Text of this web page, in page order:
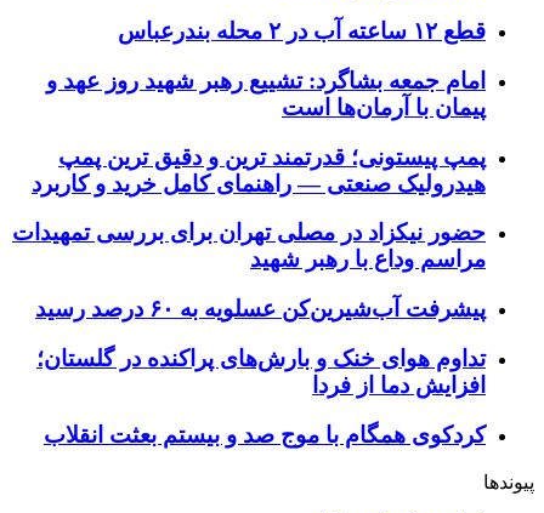
قطع ۱۲ ساعته آب در ۲ محله بندرعباس
امام جمعه بشاگرد: تشییع رهبر شهید روز عهد و
پیمان با آرمان‌ها است
پمپ پیستونی؛ قدرتمند ترین و دقیق‌ ترین پمپ
هیدرولیک صنعتی — راهنمای کامل خرید و کاربرد
حضور نیکزاد در مصلی تهران برای بررسی تمهیدات
مراسم وداع با رهبر شهید
پیشرفت آب‌شیرین‌کن عسلویه به ۶۰ درصد رسید
تداوم هوای خنک و بارش‌های پراکنده در گلستان؛
افزایش دما از فردا
کردکوی همگام با موج صد و بیستم بعثت انقلاب
پیوندها